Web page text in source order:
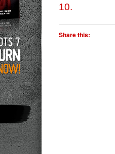
10.
Share this: